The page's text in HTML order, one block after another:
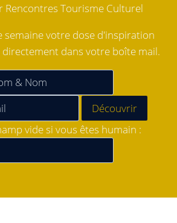
Rencontres Tourisme Culturel
semaine votre dose d'inspiration
dans votre boîte mail.
vide si vous êtes humain :